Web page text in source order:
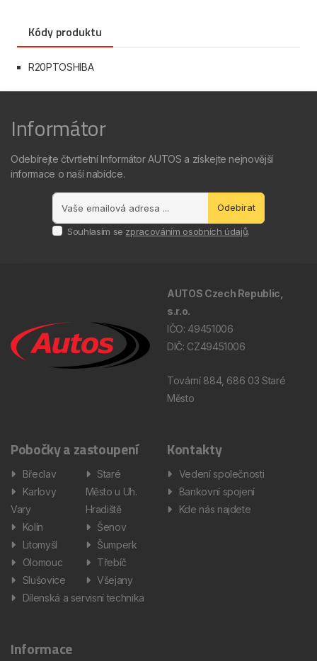
Kódy produktu
R20PTOSHIBA
Informátor
Odebírejte čtvrtletní Informátor AUTOS a získejte nejnovější
informace o naší nabídce.
Odebírat
Souhlasím se zpracováním osobních údajů.
AUTOS Czech Republic,
s.r.o.
IČO: 49451006
DIČ: CZ49451006
Tovární 884, 686 03 Staré
Město
Pobočky a zastoupení
Břeclav
Karlovy
Vary
Kolín
Litomyšl
Olomouc
Slušovice
Staré
Město u Uh.
Hradiště
Šenov
Šumperk
Třebíč
Všejany
Dílenská a servisní technika
Kontakty
Vedení společnosti
Bankovní spojení
Kde nás najdete
Informace